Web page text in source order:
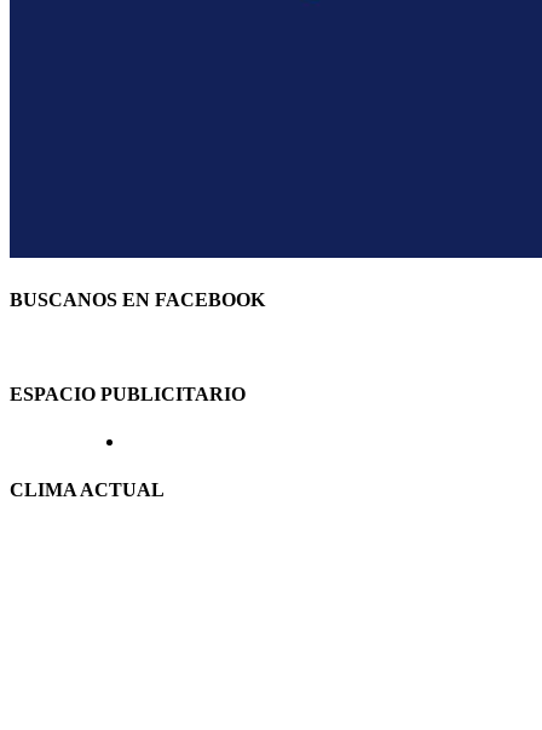
BUSCANOS EN FACEBOOK
ESPACIO PUBLICITARIO
CLIMA ACTUAL